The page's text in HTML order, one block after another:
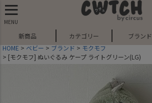
MENU
新商品 カテゴリー ブランド
HOME
ベビー ブランド
モクモフ
[モクモフ] ぬいぐるみ ケープ ライトグリーン(LG)